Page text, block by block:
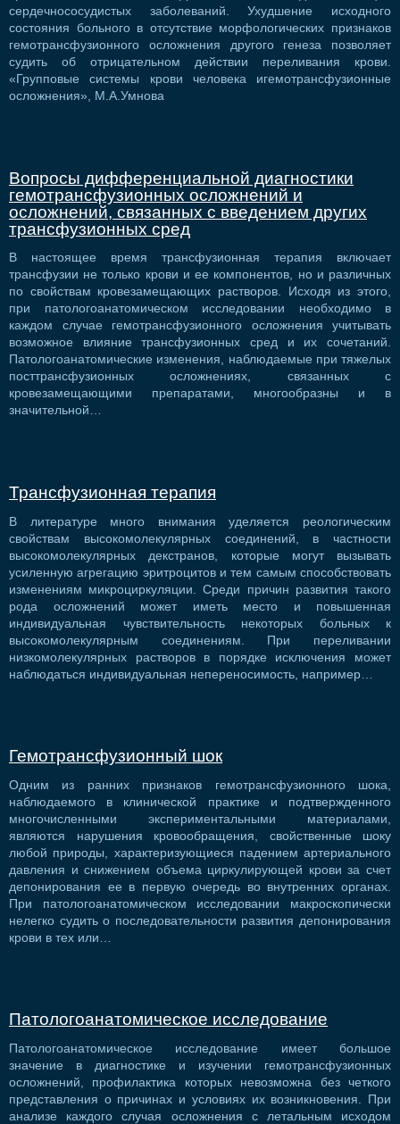
сердечнососудистых заболеваний. Ухудшение исходного
состояния больного в отсутствие морфологических признаков
гемотрансфузионного осложнения другого генеза позволяет
судить об отрицательном действии переливания крови.
«Групповые системы крови человека игемотрансфузионные
осложнения», М.А.Умнова
Вопросы дифференциальной диагностики
гемотрансфузионных осложнений и
осложнений, связанных с введением других
трансфузионных сред
В настоящее время трансфузионная терапия включает
трансфузии не только крови и ее компонентов, но и различных
по свойствам кровезамещающих растворов. Исходя из этого,
при патологоанатомическом исследовании необходимо в
каждом случае гемотрансфузионного осложнения учитывать
возможное влияние трансфузионных сред и их сочетаний.
Патологоанатомические изменения, наблюдаемые при тяжелых
посттрансфузионных осложнениях, связанных с
кровезамещающими препаратами, многообразны и в
значительной…
Трансфузионная терапия
В литературе много внимания уделяется реологическим
свойствам высокомолекулярных соединений, в частности
высокомолекулярных декстранов, которые могут вызывать
усиленную агрегацию эритроцитов и тем самым способствовать
изменениям микроциркуляции. Среди причин развития такого
рода осложнений может иметь место и повышенная
индивидуальная чувствительность некоторых больных к
высокомолекулярным соединениям. При переливании
низкомолекулярных растворов в порядке исключения может
наблюдаться индивидуальная непереносимость, например…
Гемотрансфузионный шок
Одним из ранних признаков гемотрансфузионного шока,
наблюдаемого в клинической практике и подтвержденного
многочисленными экспериментальными материалами,
являются нарушения кровообращения, свойственные шоку
любой природы, характеризующиеся падением артериального
давления и снижением объема циркулирующей крови за счет
депонирования ее в первую очередь во внутренних органах.
При патологоанатомическом исследовании макроскопически
нелегко судить о последовательности развития депонирования
крови в тех или…
Патологоанатомическое исследование
Патологоанатомическое исследование имеет большое
значение в диагностике и изучении гемотрансфузионных
осложнений, профилактика которых невозможна без четкого
представления о причинах и условиях их возникновения. При
анализе каждого случая осложнения с летальным исходом